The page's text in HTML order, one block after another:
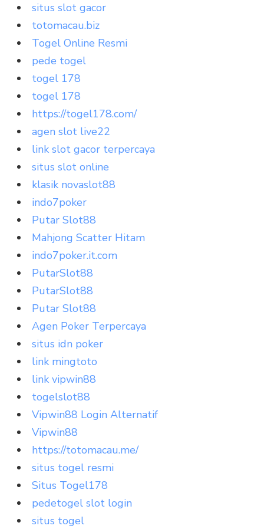
situs slot gacor
totomacau.biz
Togel Online Resmi
pede togel
togel 178
togel 178
https://togel178.com/
agen slot live22
link slot gacor terpercaya
situs slot online
klasik novaslot88
indo7poker
Putar Slot88
Mahjong Scatter Hitam
indo7poker.it.com
PutarSlot88
PutarSlot88
Putar Slot88
Agen Poker Terpercaya
situs idn poker
link mingtoto
link vipwin88
togelslot88
Vipwin88 Login Alternatif
Vipwin88
https://totomacau.me/
situs togel resmi
Situs Togel178
pedetogel slot login
situs togel